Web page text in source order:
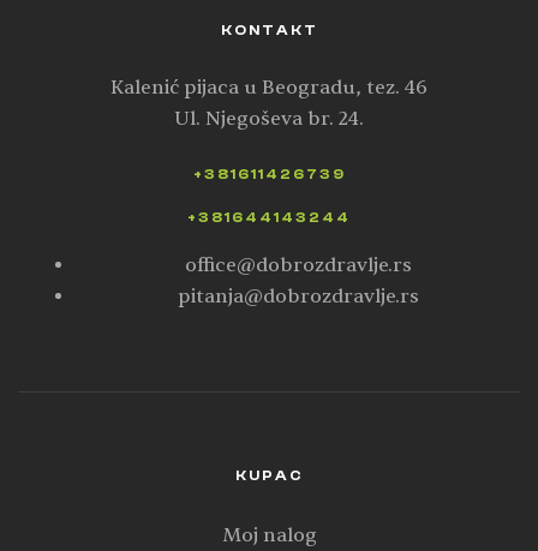
KUPAC
Moj nalog
KONTAKT
Kalenić pijaca u Beogradu, tez. 46
Ul. Njegoševa br. 24.
+381611426739
+381644143244
office@dobrozdravlje.rs
pitanja@dobrozdravlje.rs